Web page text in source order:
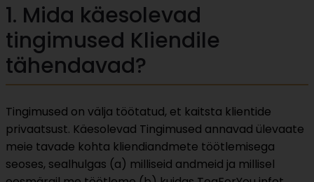
1. Mida käesolevad
tingimused Kliendile
tähendavad?
Tingimused on välja töötatud, et kaitsta klientide
privaatsust. Käesolevad Tingimused annavad ülevaate
meie tavade kohta kliendiandmete töötlemisega
seoses, sealhulgas (a) milliseid andmeid ja millisel